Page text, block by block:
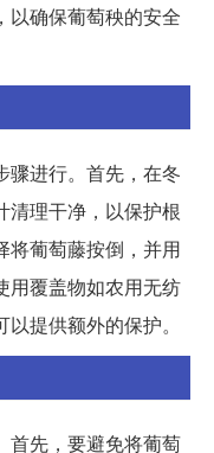
以确保葡萄秧的安全
骤进行。首先，在冬
清理干净，以保护根
将葡萄藤按倒，并用
用覆盖物如农用无纺
提供额外的保护。
首先，要避免将葡萄